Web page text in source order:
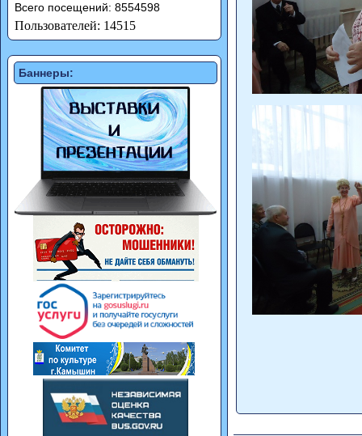
Всего посещений: 8554598
Пользователей: 14515
Баннеры: